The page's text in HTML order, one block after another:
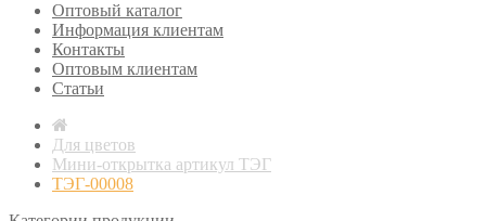
Оптовый каталог
Информация клиентам
Контакты
Оптовым клиентам
Статьи
Для цветов
Мини-открытка артикул ТЭГ
ТЭГ-00008